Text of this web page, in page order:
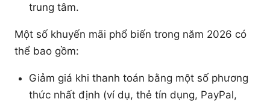
trung tâm.
Một số khuyến mãi phổ biến trong năm 2026 có
thể bao gồm:
Giảm giá khi thanh toán bằng một số phương
thức nhất định (ví dụ, thẻ tín dụng, PayPal,